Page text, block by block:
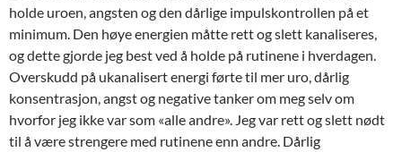
holde uroen, angsten og den dårlige impulskontrollen på et
minimum. Den høye energien måtte rett og slett kanaliseres,
og dette gjorde jeg best ved å holde på rutinene i hverdagen.
Overskudd på ukanalisert energi førte til mer uro, dårlig
konsentrasjon, angst og negative tanker om meg selv om
hvorfor jeg ikke var som «alle andre». Jeg var rett og slett nødt
til å være strengere med rutinene enn andre. Dårlig